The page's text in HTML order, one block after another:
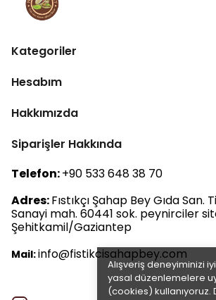
Alışveriş deneyiminizi
yasal düzenlemelere
(cookies) kullanıyoruz.
Kategoriler
Hesabım
Hakkımızda
Siparişler Hakkında
Telefon:+90 533 648 38 70
Adres:Fıstıkçı Şahap Bey Gıda San.
Sanayi mah. 60441 sok. peynirciler
Şehitkamil/Gaziantep
Mail:info@fistikcisahapbey.com